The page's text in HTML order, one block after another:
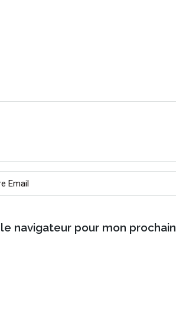
navigateur pour mon prochain